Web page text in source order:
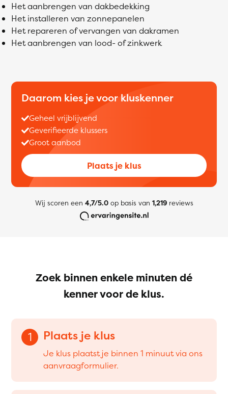
Het aanbrengen van dakbedekking
Het installeren van zonnepanelen
Het repareren of vervangen van dakramen
Het aanbrengen van lood- of zinkwerk
Daarom kies je voor kluskenner
Geheel vrijblijvend
Geverifieerde klussers
Groot aanbod
Plaats je klus
Wij scoren een 4,7/5.0op basis van 1,219reviews
Zoek binnen enkele minuten dé
kenner voor de klus.
1 Plaats je klus
Je klus plaatst je binnen 1 minuut via ons
aanvraagformulier.